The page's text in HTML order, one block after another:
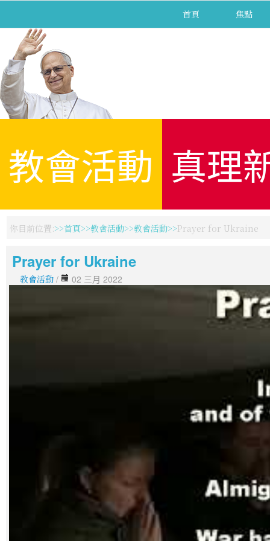
首頁 焦點
教會活動 真理
你目前位置: 首頁 教會活動 教會活動 Prayer for Ukraine
Prayer for Ukraine
教會活動 / 02 三月 2022